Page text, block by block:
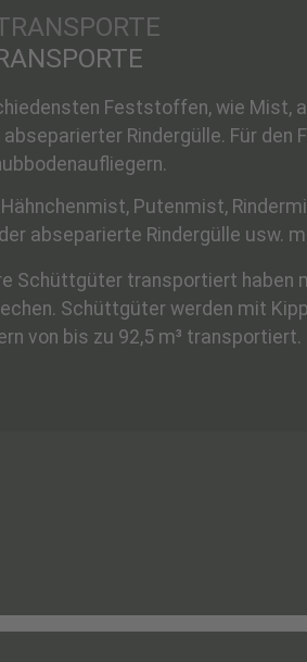
Feststoffen, wie Mist,
Rindergülle. Für
Putenmist,
abseparierte Rindergülle usw.
Schüttgüter transportiert haben
Schüttgüter werden mit
von bis zu 92,5 m³ transportiert.